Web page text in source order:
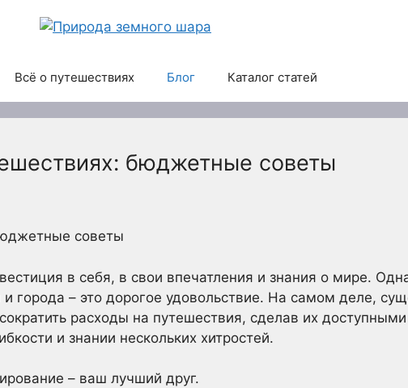
Всё о путешествиях Блог Каталог статей
бюджетные советы
советы
в себя, в свои впечатления и знания о мире.
города – это дорогое удовольствие. На самом деле,
расходы на путешествия, сделав их доступными
и знании нескольких хитростей.
– ваш лучший друг.